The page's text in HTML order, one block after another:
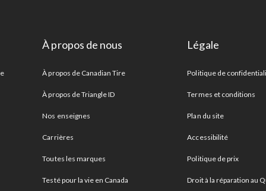
À propos de nous
À propos de Canadian Tire
À propos de Triangle ID
Nos enseignes
Carrières
Toutes les marques
Testé pour la vie en Canada
Légale
Politique de
Termes et conditions
Plan du site
Accessibilité
Politique de prix
Droit à la réparation au